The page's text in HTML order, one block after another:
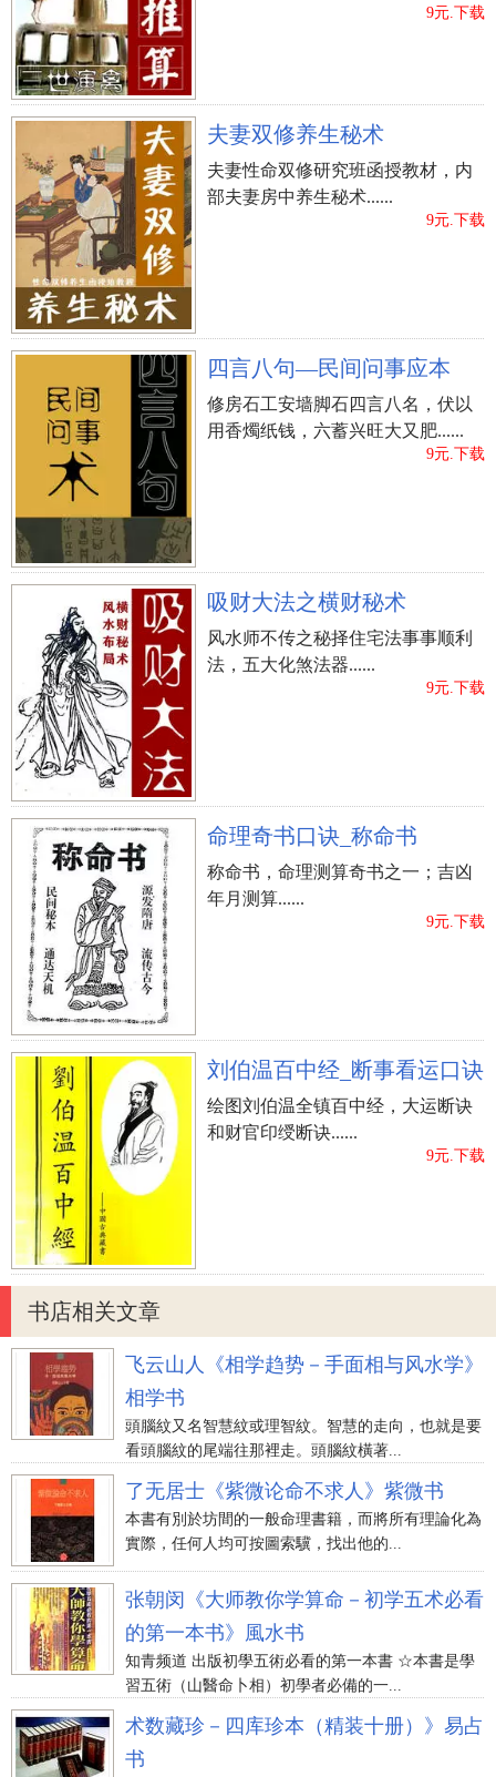
9元.下载
夫妻双修养生秘术
夫妻性命双修研究班函授教材，内
部夫妻房中养生秘术......
9元.下载
四言八句—民间问事应本
修房石工安墙脚石四言八名，伏以
用香燭纸钱，六蓄兴旺大又肥......
9元.下载
吸财大法之横财秘术
风水师不传之秘择住宅法事事顺利
法，五大化煞法器......
9元.下载
命理奇书口诀_称命书
称命书，命理测算奇书之一；吉凶
年月测算......
9元.下载
刘伯温百中经_断事看运口诀
绘图刘伯温全镇百中经，大运断诀
和财官印绶断诀......
9元.下载
书店相关文章
飞云山人《相学趋势－手面相与风水学》
相学书
頭腦紋又名智慧紋或理智紋。智慧的走向，也就是要
看頭腦紋的尾端往那裡走。頭腦紋橫著...
了无居士《紫微论命不求人》紫微书
本書有別於坊間的一般命理書籍，而將所有理論化為
實際，任何人均可按圖索驥，找出他的...
张朝闵《大师教你学算命－初学五术必看
的第一本书》風水书
知青频道 出版初學五術必看的第一本書 ☆本書是學
習五術（山醫命卜相）初學者必備的一...
术数藏珍－四库珍本（精装十册）》易占
书